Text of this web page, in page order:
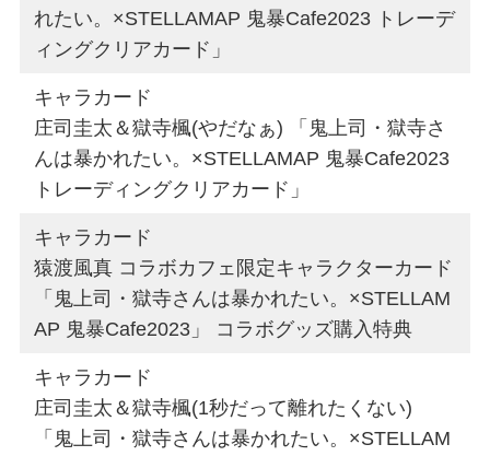
れたい。×STELLAMAP 鬼暴Cafe2023 トレーデ
ィングクリアカード」
キャラカード
庄司圭太＆獄寺楓(やだなぁ) 「鬼上司・獄寺さ
んは暴かれたい。×STELLAMAP 鬼暴Cafe2023
トレーディングクリアカード」
キャラカード
猿渡風真 コラボカフェ限定キャラクターカード
「鬼上司・獄寺さんは暴かれたい。×STELLAM
AP 鬼暴Cafe2023」 コラボグッズ購入特典
キャラカード
庄司圭太＆獄寺楓(1秒だって離れたくない)
「鬼上司・獄寺さんは暴かれたい。×STELLAM